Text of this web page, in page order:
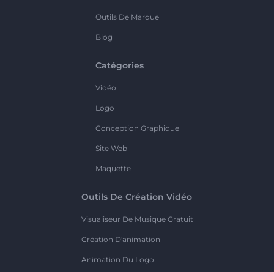
Outils De Marque
Blog
Catégories
Vidéo
Logo
Conception Graphique
Site Web
Maquette
Outils De Création Vidéo
Visualiseur De Musique Gratuit
Création D'animation
Animation Du Logo